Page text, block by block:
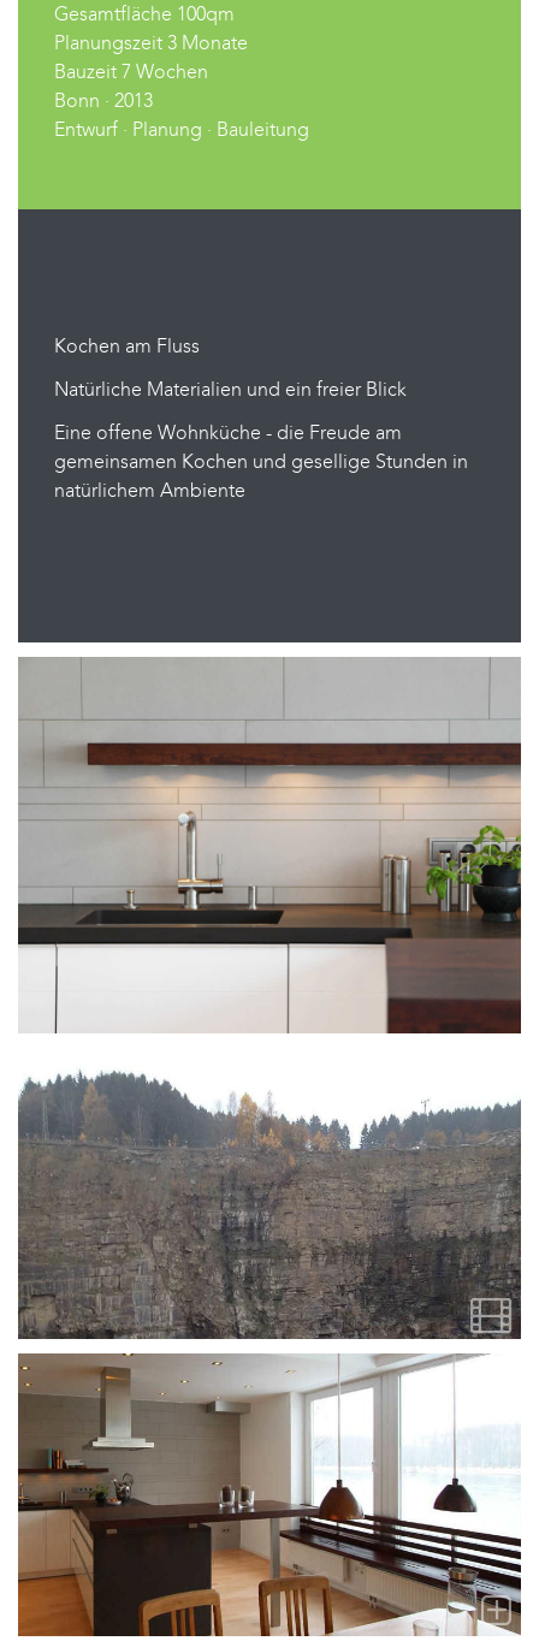
Gesamtfläche 100qm
Planungszeit 3 Monate
Bauzeit 7 Wochen
Bonn · 2013
Entwurf · Planung · Bauleitung
Kochen am Fluss
Natürliche Materialien und ein freier Blick
Eine offene Wohnküche - die Freude am
gemeinsamen Kochen und gesellige Stunden in
natürlichem Ambiente